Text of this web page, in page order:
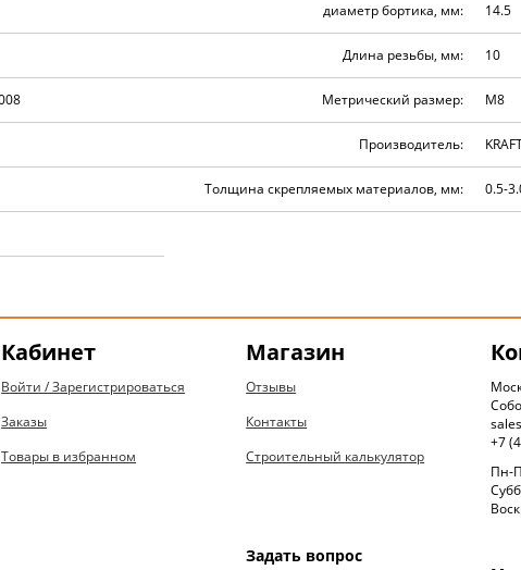
диаметр бортика, мм: 14.5
Длина резьбы, мм: 10
Метрический размер: М8
Производитель:
Толщина скрепляемых материалов, мм: 0.5-
Кабинет
Войти / Зарегистрироваться
Заказы
Товары в избранном
Магазин
Отзывы
Контакты
Строительный калькулятор
Задать вопрос
+7
Пн-